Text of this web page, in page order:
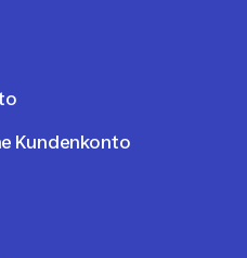
Kundenkonto